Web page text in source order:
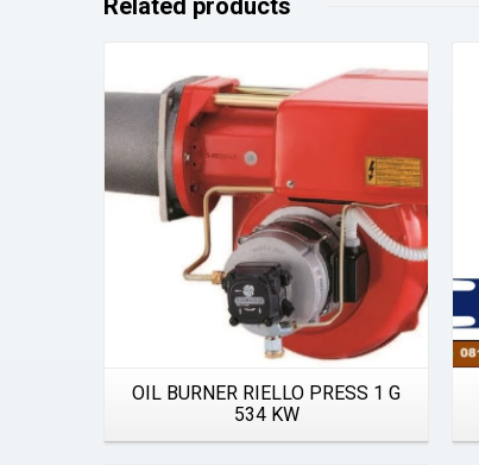
Related products
Details
OIL BURNER RIELLO PRESS 1 G
534 KW